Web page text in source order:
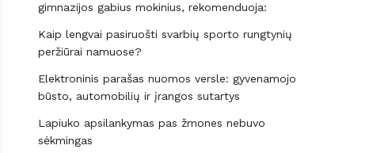
gimnazijos gabius mokinius, rekomenduoja:
Kaip lengvai pasiruošti svarbių sporto rungtynių
peržiūrai namuose?
Elektroninis parašas nuomos versle: gyvenamojo
būsto, automobilių ir įrangos sutartys
Lapiuko apsilankymas pas žmones nebuvo
sėkmingas